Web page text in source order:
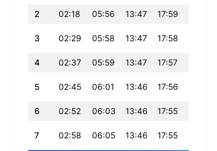
2 02:18 05:56 13:47 17:59
3 02:29 05:58 13:47 17:58
4 02:37 05:59 13:47 17:57
5 02:45 06:01 13:46 17:56
6 02:52 06:03 13:46 17:55
7 02:58 06:05 13:46 17:55